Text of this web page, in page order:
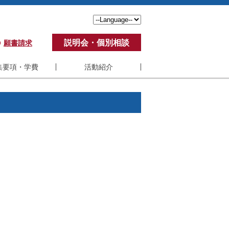
願書請求 説明会・個別相談
要項・学費 活動紹介
項・学費 活動紹介